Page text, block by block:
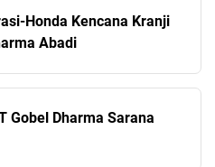
Honda Kencana Kranji
Abadi
Gobel Dharma Sarana